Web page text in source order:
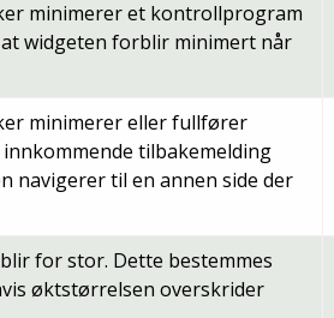
minimerer et kontrollprogram
widgeten forblir minimert når
minimerer eller fullfører
tilbakemelding
navigerer til en annen side der
for stor. Dette bestemmes
øktstørrelsen overskrider